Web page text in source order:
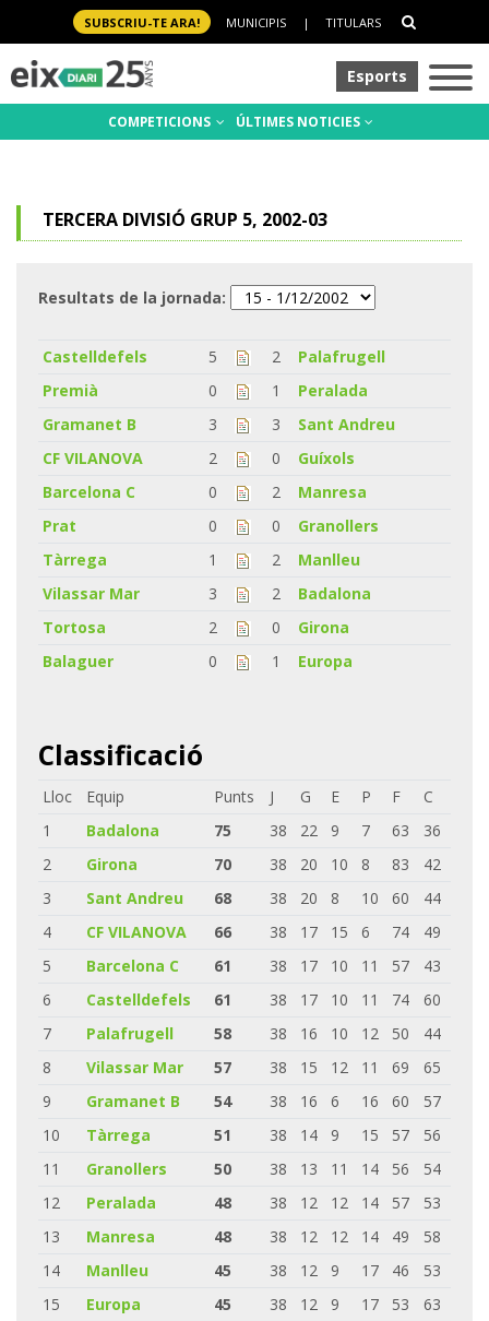
SUBSCRIU-TE ARA! MUNICIPIS | TITULARS
Esports
COMPETICIONS ÚLTIMES NOTICIES
TERCERA DIVISIÓ GRUP 5, 2002-03
Resultats de la jornada:
Castelldefels 5 2
Palafrugell
Premià
0 1
Peralada
Gramanet B
3 3
Sant Andreu
CF VILANOVA
2 0
Guíxols
Barcelona C
0 2
Manresa
Prat
0 0
Granollers
Tàrrega
1 2
Manlleu
Vilassar Mar
3 2
Badalona
Tortosa
2 0
Girona
Balaguer
0 1 Europa
Classificació
Lloc Equip Punts J G E P F
C
1
Badalona 75 38 22 9 7 63
36
2
Girona 70 38 20 10 8 83
42
3
Sant Andreu 68 38 20 8 10 60
44
4
CF VILANOVA 66 38 17 15 6 74
49
5
Barcelona C 61 38 17 10 11 57
43
6
Castelldefels 61 38 17 10 11 74
60
7
Palafrugell 58 38 16 10 12 50
44
8
Vilassar Mar 57 38 15 12 11 69
65
9
Gramanet B 54 38 16 6 16 60
57
10
Tàrrega 51 38 14 9 15 57
56
11
Granollers 50 38 13 11 14 56
54
12
Peralada 48 38 12 12 14 57
53
13
Manresa 48 38 12 12 14 49
58
14
Manlleu 45 38 12 9 17 46
53
15
Europa 45 38 12 9 17 53
63